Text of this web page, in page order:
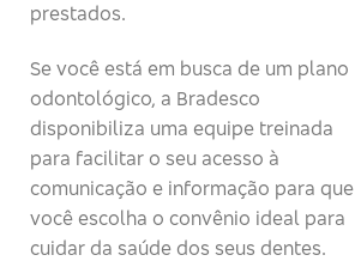
prestados.
Se você está em busca de um plano
odontológico, a Bradesco
disponibiliza uma equipe treinada
para facilitar o seu acesso à
comunicação e informação para que
você escolha o convênio ideal para
cuidar da saúde dos seus dentes.